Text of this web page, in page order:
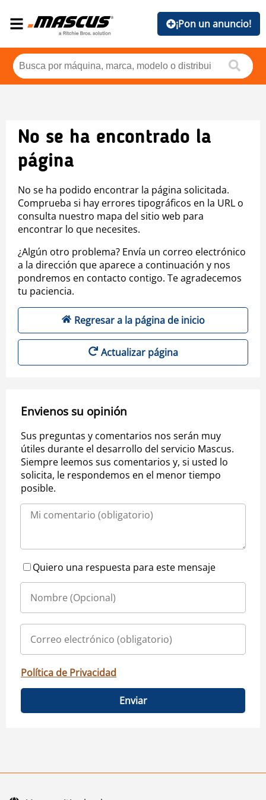
¡Pon un anuncio!
No se ha encontrado la
página
No se ha podido encontrar la página solicitada.
Comprueba si hay errores tipográficos en la URL o
consulta nuestro mapa del sitio web para
encontrar lo que necesites.
¿Algún otro problema? Envía un correo electrónico
a la dirección que aparece a continuación y nos
pondremos en contacto contigo. Te agradecemos
tu paciencia.
Regresar a la página de inicio
Actualizar página
Envienos su opinión
Sus preguntas y comentarios nos serán muy
útiles durante el desarrollo del servicio Mascus.
Siempre leemos sus comentarios y, si usted lo
solicita, le respondemos en el menor tiempo
posible.
Quiero una respuesta para este mensaje
Política de Privacidad
Enviar